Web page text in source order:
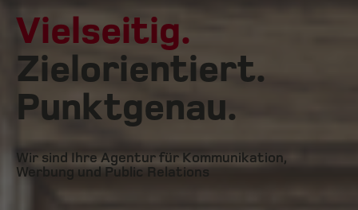
Vielseitig.
Zielorientiert.
Punktgenau.
Wir sind Ihre Agentur für Kommunikation,
Werbung und Public Relations